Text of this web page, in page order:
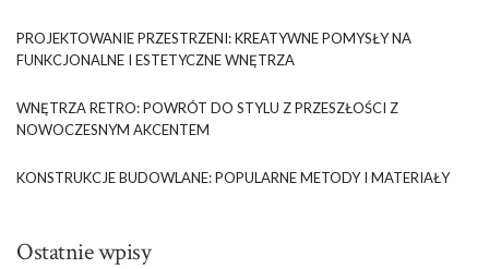
PROJEKTOWANIE PRZESTRZENI: KREATYWNE POMYSŁY NA
FUNKCJONALNE I ESTETYCZNE WNĘTRZA
WNĘTRZA RETRO: POWRÓT DO STYLU Z PRZESZŁOŚCI Z
NOWOCZESNYM AKCENTEM
KONSTRUKCJE BUDOWLANE: POPULARNE METODY I MATERIAŁY
Ostatnie wpisy